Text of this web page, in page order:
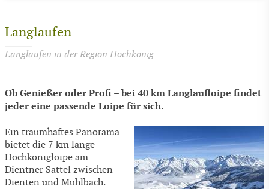
Langlaufen
Langlaufen in der Region Hochkönig
Ob Genießer oder Profi – bei 40 km Langlaufloipe findet
jeder eine passende Loipe für sich.
Ein traumhaftes Panorama
bietet die 7 km lange
Hochkönigloipe am
Dientner Sattel zwischen
Dienten und Mühlbach.